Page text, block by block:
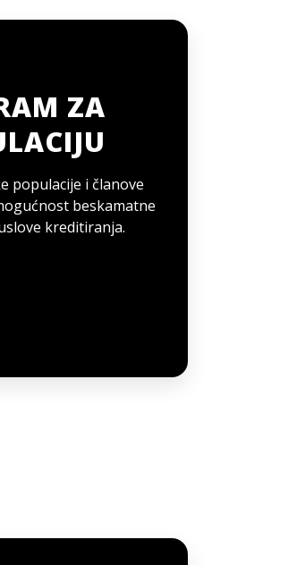
ZA
populacije i članove
beskamatne
kreditiranja.